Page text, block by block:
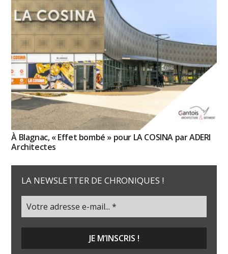
À Blagnac, « Effet bombé » pour LA COSINA par ADERI
Architectes
LA NEWSLETTER DE CHRONIQUES !